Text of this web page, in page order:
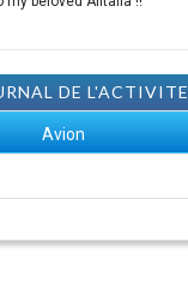
DE L'ACTIVITE
Avion